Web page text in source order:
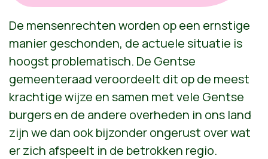
De mensenrechten worden op een ernstige
manier geschonden, de actuele situatie is
hoogst problematisch. De Gentse
gemeenteraad veroordeelt dit op de meest
krachtige wijze en samen met vele Gentse
burgers en de andere overheden in ons land
zijn we dan ook bijzonder ongerust over wat
er zich afspeelt in de betrokken regio.